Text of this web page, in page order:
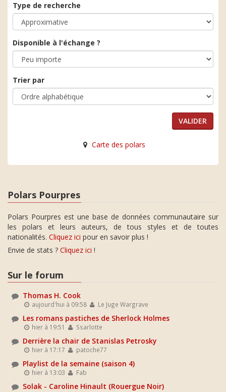
Type de recherche
Disponible à l'échange ?
Trier par
Carte des polars
Polars Pourpres
Polars Pourpres est une base de données communautaire sur
les polars et leurs auteurs, de tous styles et de toutes
nationalités. Cliquez ici pour en savoir plus !
Envie de stats ? Cliquez ici !
Sur le forum
Thomas H. Cook
aujourd'hui à 09:58 Le Juge Wargrave
Les romans pastiches de Sherlock Holmes
hier à 19:51 Ssarlotte
Derrière la chair de Stanislas Petrosky
hier à 17:17 patoche77
Playlist de la semaine (saison 4)
hier à 13:03 Fab
Solak - Caroline Hinault (Rouergue Noir)